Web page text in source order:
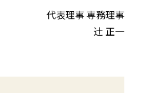
代表理事 専務理事
辻󠄀 正一